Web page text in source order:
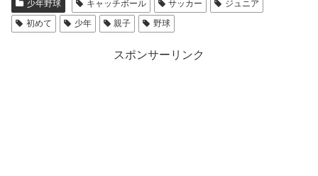
少年野球 キャッチボール サッカー
ジュニア
初めて
少年 親子 野球
スポンサーリンク